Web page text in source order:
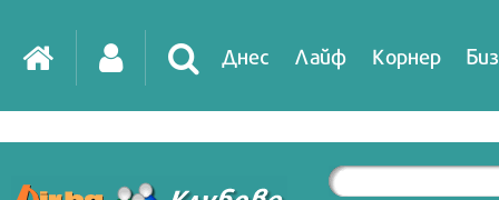
Днес Лайф Корнер
DirTV Impressio